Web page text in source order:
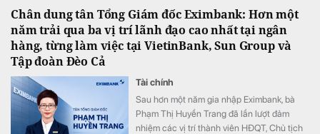
có.
Chân dung tân Tổng Giám đốc Eximbank: Hơn một
năm trải qua ba vị trí lãnh đạo cao nhất tại ngân
hàng, từng làm việc tại VietinBank, Sun Group và
Tập đoàn Đèo Cả
Tài chính
Sau hơn một năm gia nhập Eximbank, bà
Phạm Thị Huyền Trang đã lần lượt đảm
nhiệm các vị trí thành viên HĐQT, Chủ tịch